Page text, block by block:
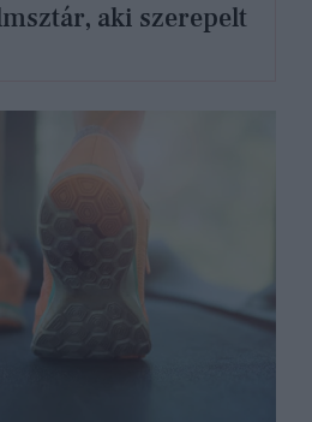
aki szerepelt